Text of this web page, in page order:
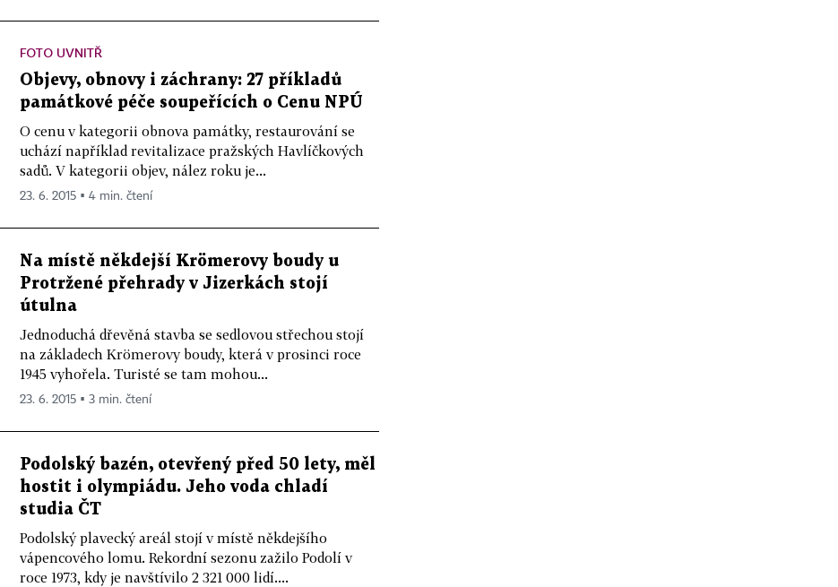
FOTO UVNITŘ
Objevy, obnovy i záchrany: 27 příkladů
památkové péče soupeřících o Cenu NPÚ
O cenu v kategorii obnova památky, restaurování se
uchází například revitalizace pražských Havlíčkových
sadů. V kategorii objev, nález roku je...
23. 6. 2015 ▪ 4 min. čtení
Na místě někdejší Krömerovy boudy u
Protržené přehrady v Jizerkách stojí
útulna
Jednoduchá dřevěná stavba se sedlovou střechou stojí
na základech Krömerovy boudy, která v prosinci roce
1945 vyhořela. Turisté se tam mohou...
23. 6. 2015 ▪ 3 min. čtení
Podolský bazén, otevřený před 50 lety, měl
hostit i olympiádu. Jeho voda chladí
studia ČT
Podolský plavecký areál stojí v místě někdejšího
vápencového lomu. Rekordní sezonu zažilo Podolí v
roce 1973, kdy je navštívilo 2 321 000 lidí....